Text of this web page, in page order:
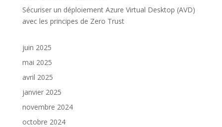
Sécuriser un déploiement Azure Virtual Desktop (AVD)
avec les principes de Zero Trust
juin 2025
mai 2025
avril 2025
janvier 2025
novembre 2024
octobre 2024